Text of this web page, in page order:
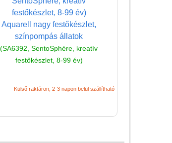
Aquarell nagy festőkészlet,
színpompás állatok
(SA6392, SentoSphére, kreatív
festőkészlet, 8-99 év)
Külső raktáron, 2-3 napon belül szállítható
Adatkezelés